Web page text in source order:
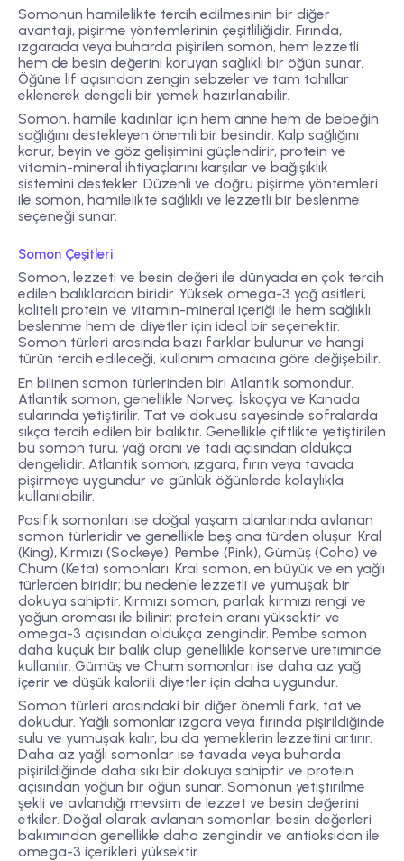
Somonun hamilelikte tercih edilmesinin bir diğer
avantajı, pişirme yöntemlerinin çeşitliliğidir. Fırında,
ızgarada veya buharda pişirilen somon, hem lezzetli
hem de besin değerini koruyan sağlıklı bir öğün sunar.
Öğüne lif açısından zengin sebzeler ve tam tahıllar
eklenerek dengeli bir yemek hazırlanabilir.
Somon, hamile kadınlar için hem anne hem de bebeğin
sağlığını destekleyen önemli bir besindir. Kalp sağlığını
korur, beyin ve göz gelişimini güçlendirir, protein ve
vitamin-mineral ihtiyaçlarını karşılar ve bağışıklık
sistemini destekler. Düzenli ve doğru pişirme yöntemleri
ile somon, hamilelikte sağlıklı ve lezzetli bir beslenme
seçeneği sunar.
Somon Çeşitleri
Somon, lezzeti ve besin değeri ile dünyada en çok tercih
edilen balıklardan biridir. Yüksek omega-3 yağ asitleri,
kaliteli protein ve vitamin-mineral içeriği ile hem sağlıklı
beslenme hem de diyetler için ideal bir seçenektir.
Somon türleri arasında bazı farklar bulunur ve hangi
türün tercih edileceği, kullanım amacına göre değişebilir.
En bilinen somon türlerinden biri Atlantik somondur.
Atlantik somon, genellikle Norveç, İskoçya ve Kanada
sularında yetiştirilir. Tat ve dokusu sayesinde sofralarda
sıkça tercih edilen bir balıktır. Genellikle çiftlikte yetiştirilen
bu somon türü, yağ oranı ve tadı açısından oldukça
dengelidir. Atlantik somon, ızgara, fırın veya tavada
pişirmeye uygundur ve günlük öğünlerde kolaylıkla
kullanılabilir.
Pasifik somonları ise doğal yaşam alanlarında avlanan
somon türleridir ve genellikle beş ana türden oluşur: Kral
(King), Kırmızı (Sockeye), Pembe (Pink), Gümüş (Coho) ve
Chum (Keta) somonları. Kral somon, en büyük ve en yağlı
türlerden biridir; bu nedenle lezzetli ve yumuşak bir
dokuya sahiptir. Kırmızı somon, parlak kırmızı rengi ve
yoğun aroması ile bilinir; protein oranı yüksektir ve
omega-3 açısından oldukça zengindir. Pembe somon
daha küçük bir balık olup genellikle konserve üretiminde
kullanılır. Gümüş ve Chum somonları ise daha az yağ
içerir ve düşük kalorili diyetler için daha uygundur.
Somon türleri arasındaki bir diğer önemli fark, tat ve
dokudur. Yağlı somonlar ızgara veya fırında pişirildiğinde
sulu ve yumuşak kalır, bu da yemeklerin lezzetini artırır.
Daha az yağlı somonlar ise tavada veya buharda
pişirildiğinde daha sıkı bir dokuya sahiptir ve protein
açısından yoğun bir öğün sunar. Somonun yetiştirilme
şekli ve avlandığı mevsim de lezzet ve besin değerini
etkiler. Doğal olarak avlanan somonlar, besin değerleri
bakımından genellikle daha zengindir ve antioksidan ile
omega-3 içerikleri yüksektir.